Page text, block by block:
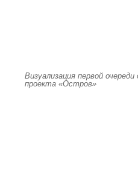
Визуализация первой
проекта «Остров»